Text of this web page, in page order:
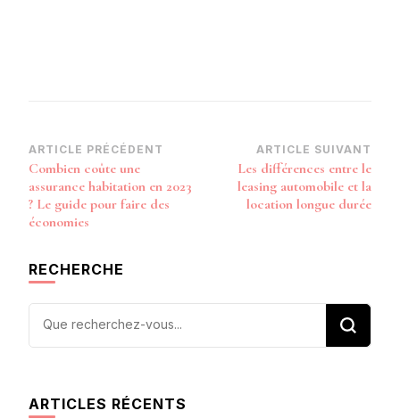
Navigation
d’article
ARTICLE PRÉCÉDENT
Combien coûte une
assurance habitation en 2023
? Le guide pour faire des
économies
ARTICLE SUIVANT
Les différences entre le
leasing automobile et la
location longue durée
RECHERCHE
Vous
ARTICLES RÉCENTS